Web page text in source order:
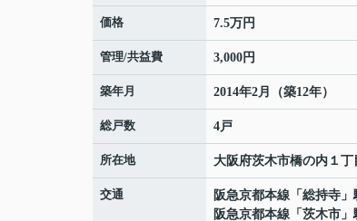
価格 7.5万円
管理/共益費 3,000円
築年月 2014年2月（築12年）
総戸数 4戸
所在地 大阪府茨木市橋の内 １丁
交通 阪急京都本線 「 総持寺
阪急京都本線 「 茨木市